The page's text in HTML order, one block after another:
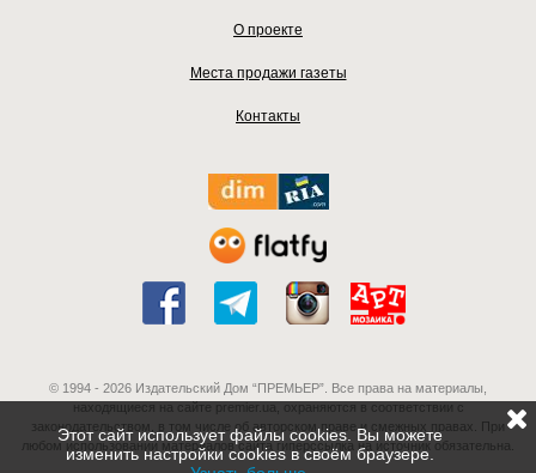
О проекте
Места продажи газеты
Контакты
© 1994 - 2026 Издательский Дом “ПРЕМЬЕР”. Все права на материалы,
находящиеся на сайте premier.ua, охраняются в соответствии с
законодательством, в том числе об авторском праве и смежных правах. При
любом использовании материалов сайта гиперссылка на источник обязательна.
Этот сайт использует файлы cookies. Вы можете
изменить настройки cookies в своём браузере.